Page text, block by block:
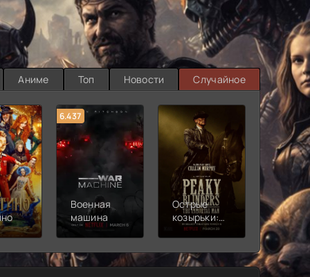
Аниме Топ Новости Случайное
6.437
Военная
машина
Острые
козырьки:
Бессмертный
7.187
2